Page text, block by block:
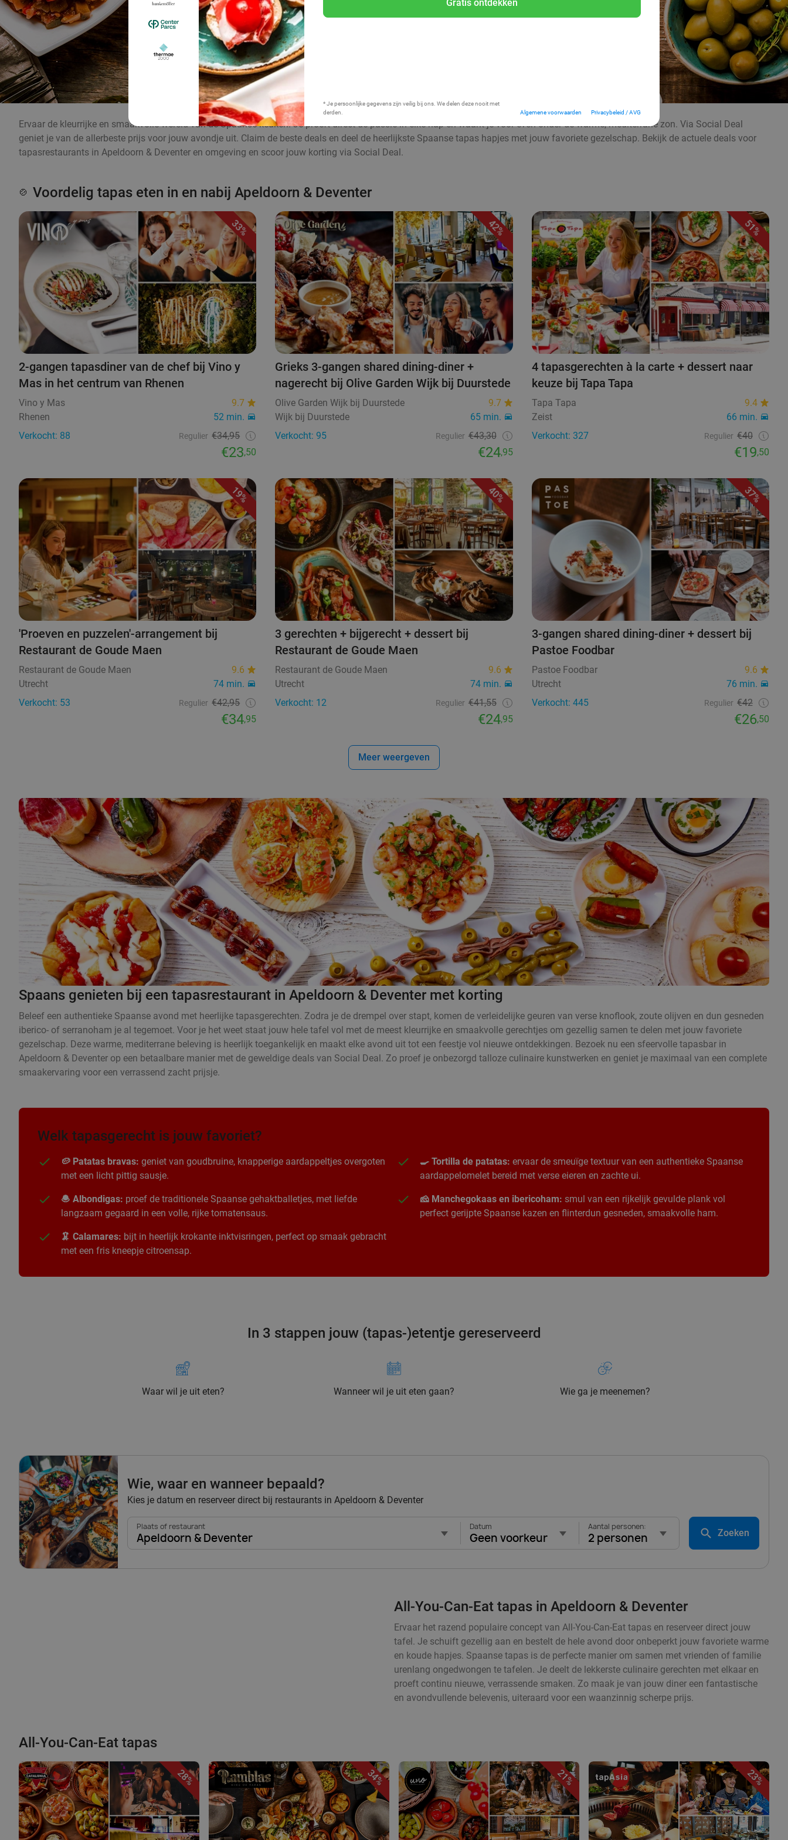
Gratis ontdekken
* Je persoonlijke gegevens zijn veilig bij ons. We delen deze nooit met
derden.
Algemene voorwaarden Privacybeleid / AVG
Ervaar de kleurrijke en smaakvolle wereld van de Spaanse keuken. Je proeft direct de passie in elke hap en waant je voor even onder de warme, mediterrane zon. Via Social Deal
geniet je van de allerbeste prijs voor jouw avondje uit. Claim de beste deals en deel de heerlijkste Spaanse tapas hapjes met jouw favoriete gezelschap. Bekijk de actuele deals voor
tapasrestaurants in Apeldoorn & Deventer en omgeving en scoor jouw korting via Social Deal.
🍲 Voordelig tapas eten in en nabij Apeldoorn & Deventer
33%
2-gangen tapasdiner van de chef bij Vino y
Mas in het centrum van Rhenen
Vino y Mas
9.7
Rhenen
52 min.
Verkocht: 88
Regulier €34,95
€23,50
42%
Grieks 3-gangen shared dining-diner +
nagerecht bij Olive Garden Wijk bij Duurstede
Olive Garden Wijk bij Duurstede
9.7
Wijk bij Duurstede
65 min.
Verkocht: 95
Regulier €43,30
€24,95
51%
4 tapasgerechten à la carte + dessert naar
keuze bij Tapa Tapa
Tapa Tapa
9.4
Zeist
66 min.
Verkocht: 327
Regulier €40
€19,50
19%
'Proeven en puzzelen'-arrangement bij
Restaurant de Goude Maen
Restaurant de Goude Maen
9.6
Utrecht
74 min.
Verkocht: 53
Regulier €42,95
€34,95
40%
3 gerechten + bijgerecht + dessert bij
Restaurant de Goude Maen
Restaurant de Goude Maen
9.6
Utrecht
74 min.
Verkocht: 12
Regulier €41,55
€24,95
37%
3-gangen shared dining-diner + dessert bij
Pastoe Foodbar
Pastoe Foodbar
9.6
Utrecht
76 min.
Verkocht: 445
Regulier €42
€26,50
Meer weergeven
Spaans genieten bij een tapasrestaurant in Apeldoorn & Deventer met korting
Beleef een authentieke Spaanse avond met heerlijke tapasgerechten. Zodra je de drempel over stapt, komen de verleidelijke geuren van verse knoflook, zoute olijven en dun gesneden
iberico- of serranoham je al tegemoet. Voor je het weet staat jouw hele tafel vol met de meest kleurrijke en smaakvolle gerechtjes om gezellig samen te delen met jouw favoriete
gezelschap. Deze warme, mediterrane beleving is heerlijk toegankelijk en maakt elke avond uit tot een feestje vol nieuwe ontdekkingen. Bezoek nu een sfeervolle tapasbar in
Apeldoorn & Deventer op een betaalbare manier met de geweldige deals van Social Deal. Zo proef je onbezorgd talloze culinaire kunstwerken en geniet je maximaal van een complete
smaakervaring voor een verrassend zacht prijsje.
Welk tapasgerecht is jouw favoriet?
🥔 Patatas bravas: geniet van goudbruine, knapperige aardappeltjes overgoten
met een licht pittig sausje.
🧆 Albondigas: proef de traditionele Spaanse gehaktballetjes, met liefde
langzaam gegaard in een volle, rijke tomatensaus.
🦑 Calamares: bijt in heerlijk krokante inktvisringen, perfect op smaak gebracht
met een fris kneepje citroensap.
🍳 Tortilla de patatas: ervaar de smeuïge textuur van een authentieke Spaanse
aardappelomelet bereid met verse eieren en zachte ui.
🧀 Manchegokaas en ibericoham: smul van een rijkelijk gevulde plank vol
perfect gerijpte Spaanse kazen en flinterdun gesneden, smaakvolle ham.
In 3 stappen jouw (tapas-)etentje gereserveerd
Waar wil je uit eten? Wanneer wil je uit eten gaan? Wie ga je meenemen?
Wie, waar en wanneer bepaald?
Kies je datum en reserveer direct bij restaurants in Apeldoorn & Deventer
Plaats of restaurant
Apeldoorn & Deventer
Datum
Geen voorkeur
Aantal personen:
2 personen Zoeken
All-You-Can-Eat tapas in Apeldoorn & Deventer
Ervaar het razend populaire concept van All-You-Can-Eat tapas en reserveer direct jouw
tafel. Je schuift gezellig aan en bestelt de hele avond door onbeperkt jouw favoriete warme
en koude hapjes. Spaanse tapas is de perfecte manier om samen met vrienden of familie
urenlang ongedwongen te tafelen. Je deelt de lekkerste culinaire gerechten met elkaar en
proeft continu nieuwe, verrassende smaken. Zo maak je van jouw diner een fantastische
en avondvullende belevenis, uiteraard voor een waanzinnig scherpe prijs.
All-You-Can-Eat tapas
28% 34% 21% 23%